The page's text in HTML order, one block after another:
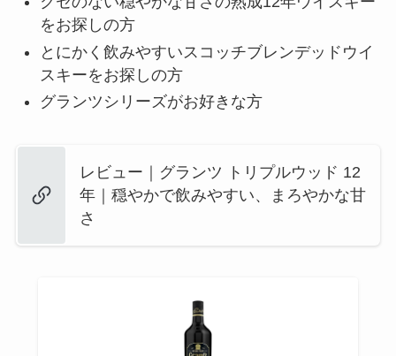
をお探しの方
とにかく飲みやすいスコッチブレンデッドウイ
スキーをお探しの方
グランツシリーズがお好きな方
レビュー｜グランツ トリプルウッド 12
年｜穏やかで飲みやすい、まろやかな甘
さ